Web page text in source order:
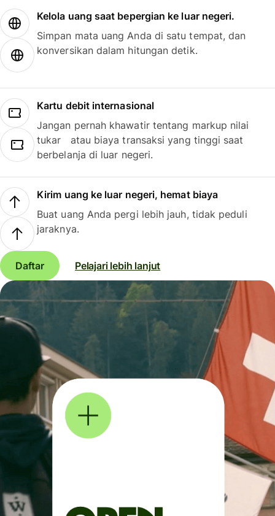
Kelola uang saat bepergian ke luar negeri.
Simpan mata uang Anda di satu tempat, dan
konversikan dalam hitungan detik.
Kartu debit internasional
Jangan pernah khawatir tentang markup nilai
tukar atau biaya transaksi yang tinggi saat
berbelanja di luar negeri.
Kirim uang ke luar negeri, hemat biaya
Buat uang Anda pergi lebih jauh, tidak peduli
jaraknya.
Daftar Pelajari lebih lanjut